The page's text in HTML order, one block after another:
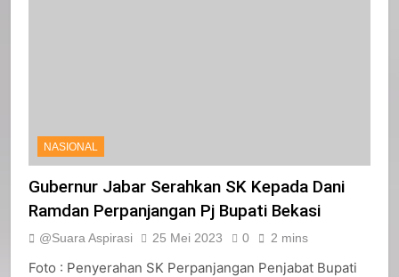
NASIONAL
Gubernur Jabar Serahkan SK Kepada Dani
Ramdan Perpanjangan Pj Bupati Bekasi
@Suara Aspirasi 25 Mei 2023 0 2 mins
Foto : Penyerahan SK Perpanjangan Penjabat Bupati